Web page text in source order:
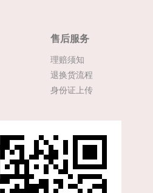
售后服务
理赔须知
退换货流程
身份证上传